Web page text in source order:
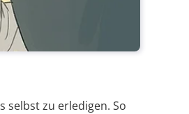
selbst zu erledigen. So